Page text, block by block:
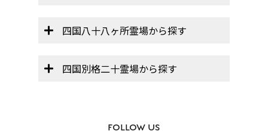
四国八十八ヶ所霊場から探す
四国別格二十霊場から探す
FOLLOW US